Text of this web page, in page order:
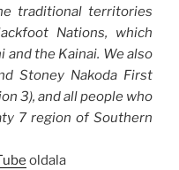
traditional territories
Nations, which
and the Kainai. We also
Stoney Nakoda First
3), and all people who
7 region of Southern
oldala